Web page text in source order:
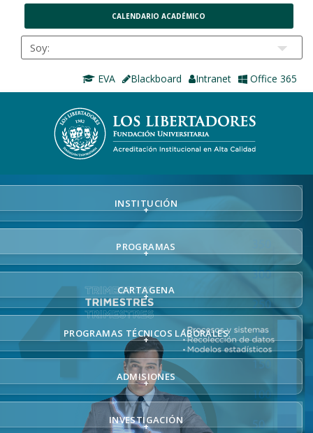
CALENDARIO ACADÉMICO
EVA Blackboard Intranet Office 365
INSTITUCIÓN
+
PROGRAMAS
+
CARTAGENA
+
PROGRAMAS TÉCNICOS LABORALES
+
ADMISIONES
+
INVESTIGACIÓN
+